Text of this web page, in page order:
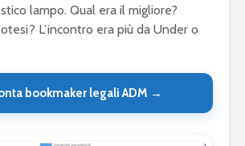
lampo. Qual era il migliore?
L’incontro era più da Under o
bookmaker legali ADM →